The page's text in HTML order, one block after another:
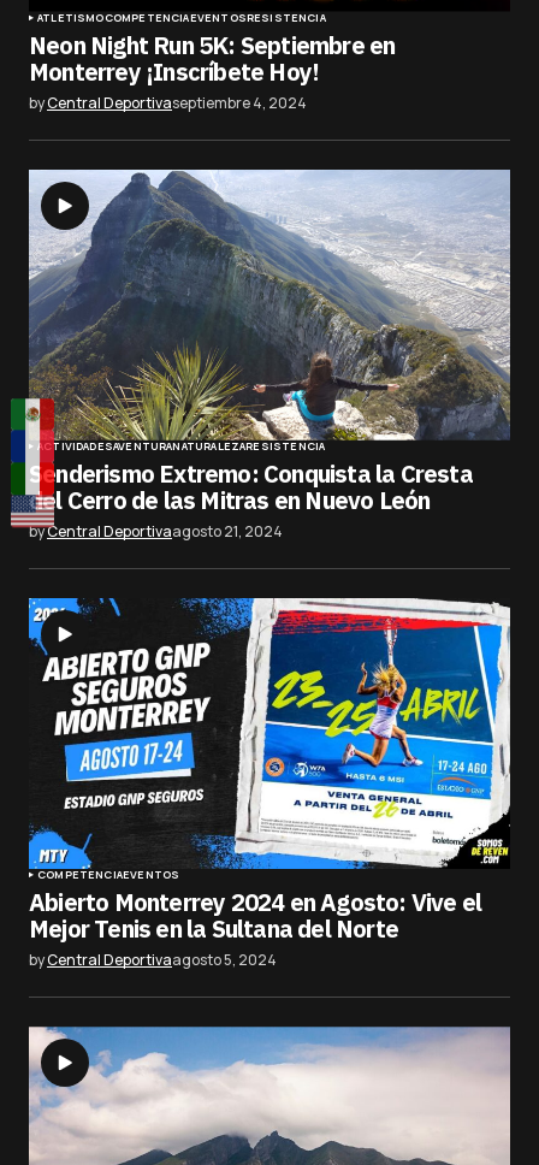
ATLETISMOCOMPETENCIAEVENTOSRESISTENCIA
Neon Night Run 5K: Septiembre en
Monterrey ¡Inscríbete Hoy!
byCentral Deportivaseptiembre 4, 2024
ACTIVIDADESAVENTURANATURALEZARESISTENCIA
Senderismo Extremo: Conquista la Cresta
del Cerro de las Mitras en Nuevo León
byCentral Deportivaagosto 21, 2024
COMPETENCIAEVENTOS
Abierto Monterrey 2024 en Agosto: Vive el
Mejor Tenis en la Sultana del Norte
byCentral Deportivaagosto 5, 2024